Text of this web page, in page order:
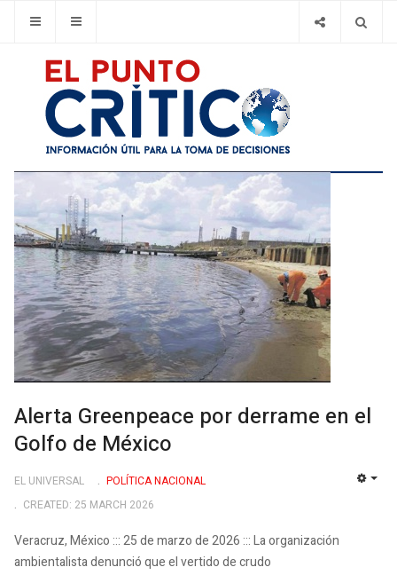
Alerta Greenpeace por derrame en el
Golfo de México
EL UNIVERSAL
POLÍ­TICA NACIONAL
CREATED: 25 MARCH 2026
Veracruz, México ::: 25 de marzo de 2026 ::: La organización
ambientalista denunció que el vertido de crudo